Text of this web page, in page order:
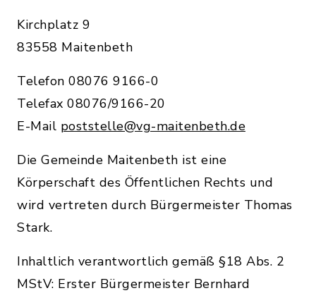
Kirchplatz 9
83558 Maitenbeth
Telefon 08076 9166-0
Telefax 08076/9166-20
E-Mail poststelle@vg-maitenbeth.de
Die Gemeinde Maitenbeth ist eine
Körperschaft des Öffentlichen Rechts und
wird vertreten durch Bürgermeister Thomas
Stark.
Inhaltlich verantwortlich gemäß §18 Abs. 2
MStV: Erster Bürgermeister Bernhard